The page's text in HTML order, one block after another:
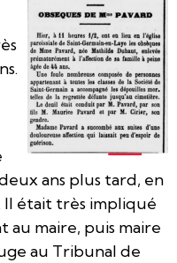
ans plus tard, en
Il était très impliqué
au maire, puis maire
au Tribunal de